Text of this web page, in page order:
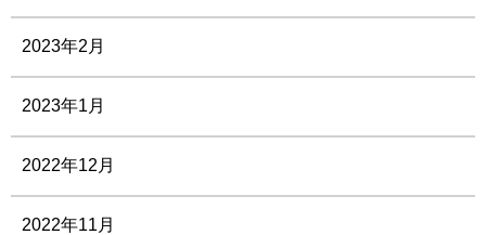
2023年2月
2023年1月
2022年12月
2022年11月